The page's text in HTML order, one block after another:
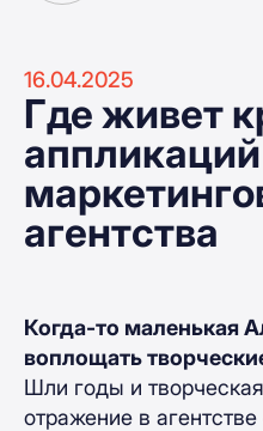
16.04.2025
Где живет
агентства
Когда-то маленькая
воплощать
Шли годы и
отражение в